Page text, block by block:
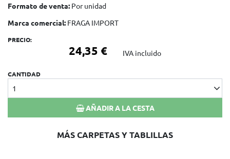
Formato de venta: Por unidad
Marca comercial: FRAGA IMPORT
PRECIO:
24,35 € IVA incluido
CANTIDAD
1
AÑADIR A LA CESTA
MÁS CARPETAS Y TABLILLAS